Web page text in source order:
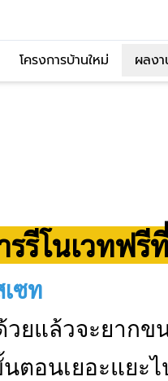
โครงการบ้านใหม่ ผลง
รีโนเวทฟรี
ซท
ยแล้วจะยาก
ตอนเยอะแย